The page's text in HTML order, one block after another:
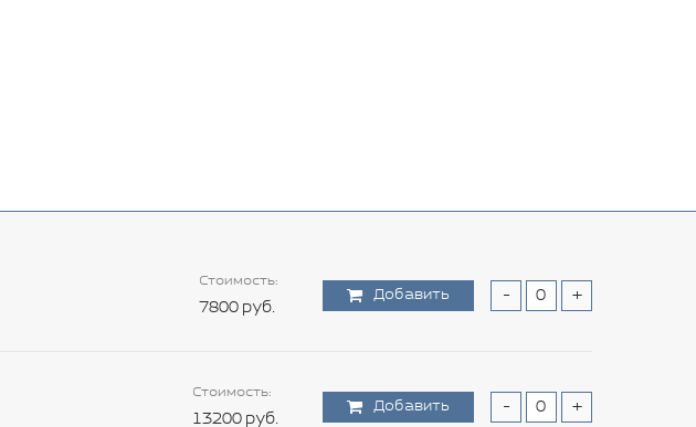
Стоимость:
7800 руб.
Добавить - +
Стоимость:
13200 руб.
Добавить - +